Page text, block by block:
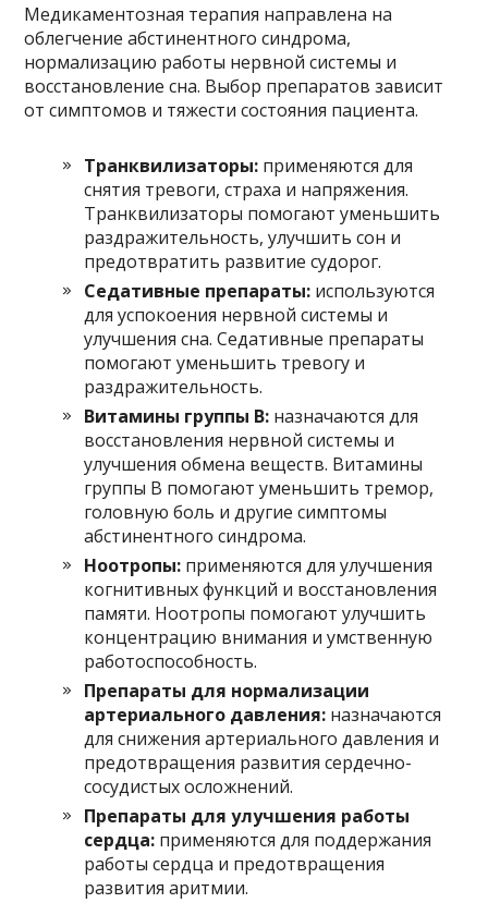
Медикаментозная терапия направлена на
облегчение абстинентного синдрома,
нормализацию работы нервной системы и
восстановление сна. Выбор препаратов зависит
от симптомов и тяжести состояния пациента.
Транквилизаторы: применяются для
снятия тревоги, страха и напряжения.
Транквилизаторы помогают уменьшить
раздражительность, улучшить сон и
предотвратить развитие судорог.
Седативные препараты: используются
для успокоения нервной системы и
улучшения сна. Седативные препараты
помогают уменьшить тревогу и
раздражительность.
Витамины группы B: назначаются для
восстановления нервной системы и
улучшения обмена веществ. Витамины
группы B помогают уменьшить тремор,
головную боль и другие симптомы
абстинентного синдрома.
Ноотропы: применяются для улучшения
когнитивных функций и восстановления
памяти. Ноотропы помогают улучшить
концентрацию внимания и умственную
работоспособность.
Препараты для нормализации
артериального давления: назначаются
для снижения артериального давления и
предотвращения развития сердечно-
сосудистых осложнений.
Препараты для улучшения работы
сердца: применяются для поддержания
работы сердца и предотвращения
развития аритмии.